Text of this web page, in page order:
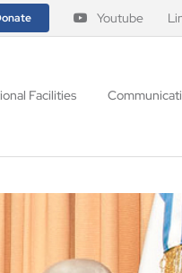
Youtube
Facilities